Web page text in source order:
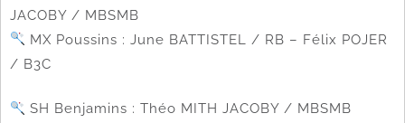
JACOBY / MBSMB
MX Poussins : June BATTISTEL / RB – Félix POJER
/ B3C
SH Benjamins : Théo MITH JACOBY / MBSMB